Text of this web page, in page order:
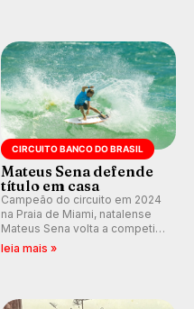
CIRCUITO BANCO DO BRASIL
Mateus Sena defende
título em casa
Campeão do circuito em 2024
na Praia de Miami, natalense
Mateus Sena volta a competir
em casa em busca de manter a
leia mais »